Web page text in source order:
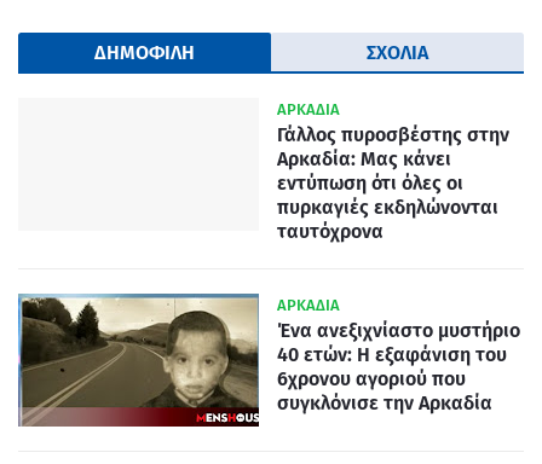
ΔΗΜΟΦΙΛΗ ΣΧΟΛΙΑ
ΑΡΚΑΔΙΑ
Γάλλος πυροσβέστης στην
Αρκαδία: Μας κάνει
εντύπωση ότι όλες οι
πυρκαγιές εκδηλώνονται
ταυτόχρονα
ΑΡΚΑΔΙΑ
Ένα ανεξιχνίαστο μυστήριο
40 ετών: Η εξαφάνιση του
6χρονου αγοριού που
συγκλόνισε την Αρκαδία